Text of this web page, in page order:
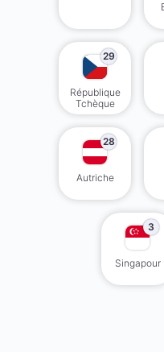
29
République
Tchèque
28
Autriche
3
Singapour